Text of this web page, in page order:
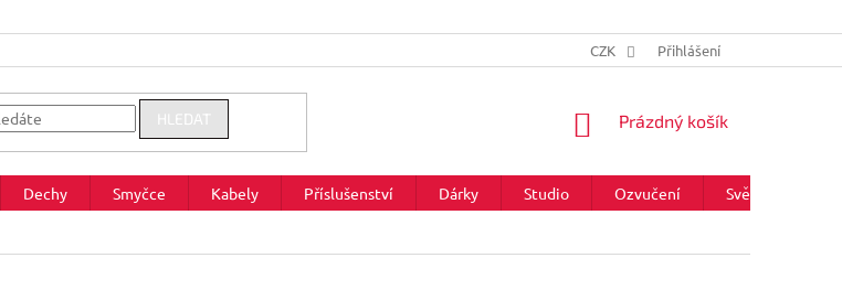
CZK Přihlášení
HLEDAT
NÁKUPNÍ
Prázdný košík
Dechy Smyčce Kabely Příslušenství Dárky Studio Ozvučení Světla